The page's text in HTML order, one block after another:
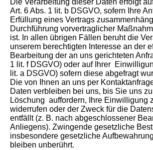
Die Verarbeitung dieser Daten erfolgt
Art. 6 Abs. 1 lit. b DSGVO, sofern Ihre
Erfüllung eines Vertrags
Durchführung vorvertraglicher
ist. In allen übrigen Fällen beruht die
unserem berechtigten Interesse an der
Bearbeitung der an uns gerichteten
1 lit. f DSGVO) oder auf Ihrer
lit. a DSGVO) sofern diese abgefragt
Die von Ihnen an uns per
Daten verbleiben bei uns, bis Sie uns
Löschung auffordern, Ihre Einwilligung
widerrufen oder der Zweck für die
entfällt (z. B. nach abgeschlossener
Anliegens). Zwingende gesetzliche
insbesondere gesetzliche
bleiben unberührt.